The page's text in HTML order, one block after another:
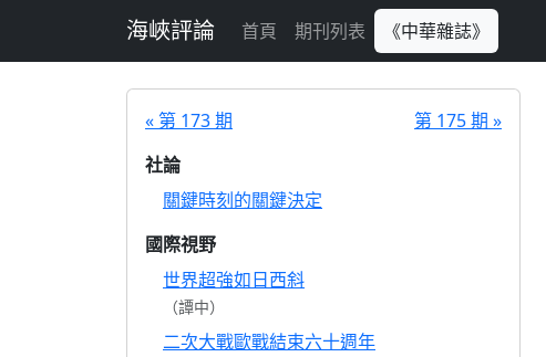
海峽評論 首頁 期刊列表 《中華雜誌》
« 第 173 期
第 175 期 »
社論
關鍵時刻的關鍵決定
國際視野
世界超強如日西斜
（譚中）
二次大戰歐戰結束六十週年